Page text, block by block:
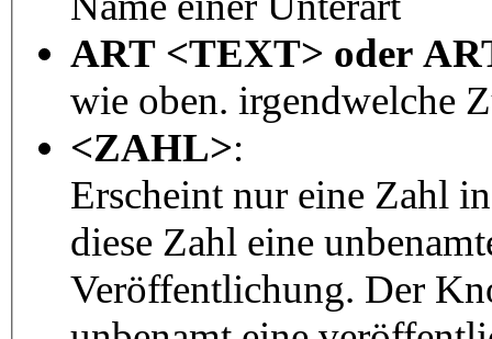
ART <TEXT> oder
wie oben. irgendwelche
<ZAHL>:
Erscheint nur eine Zahl
diese Zahl eine
Veröffentlichung. Der